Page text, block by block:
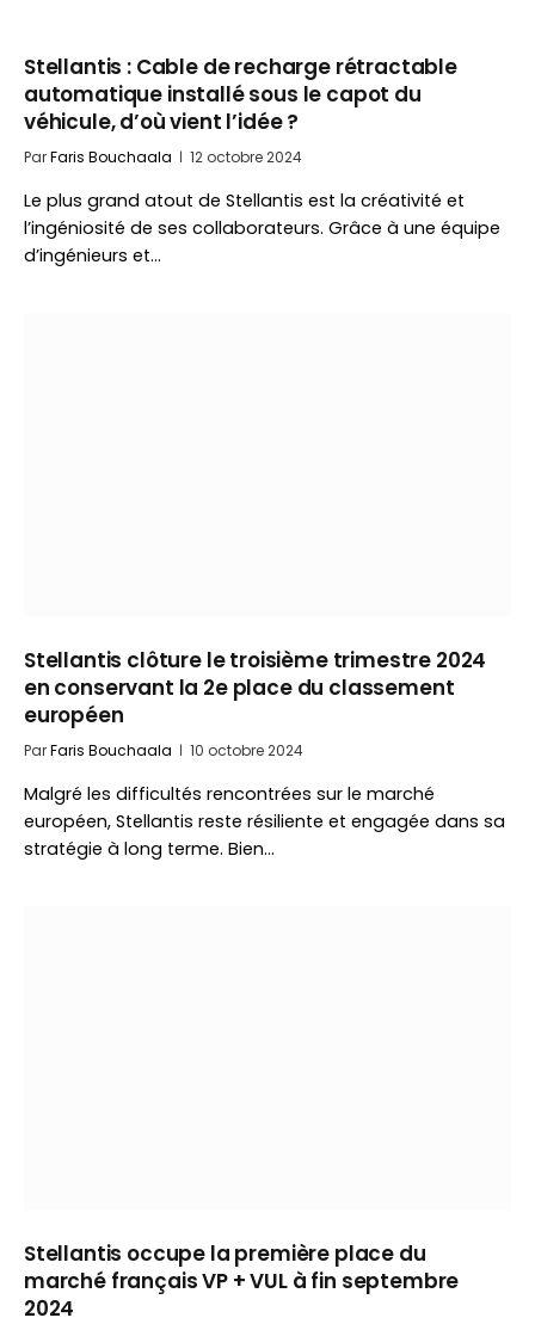
Stellantis : Cable de recharge rétractable
automatique installé sous le capot du
véhicule, d’où vient l’idée ?
ParFaris Bouchaala 12 octobre 2024
Le plus grand atout de Stellantis est la créativité et
l’ingéniosité de ses collaborateurs. Grâce à une équipe
d’ingénieurs et…
Stellantis clôture le troisième trimestre 2024
en conservant la 2e place du classement
européen
ParFaris Bouchaala 10 octobre 2024
Malgré les difficultés rencontrées sur le marché
européen, Stellantis reste résiliente et engagée dans sa
stratégie à long terme. Bien…
Stellantis occupe la première place du
marché français VP + VUL à fin septembre
2024